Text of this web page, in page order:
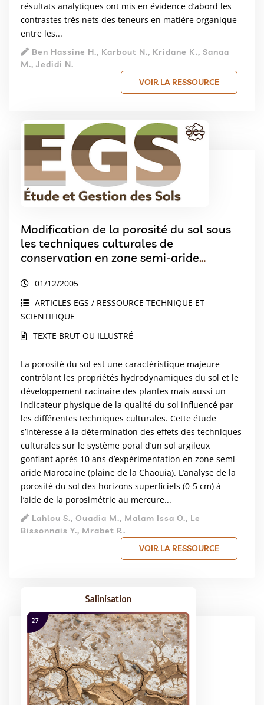
résultats analytiques ont mis en évidence d’abord les
contrastes très nets des teneurs en matière organique
entre les...
Ben Hassine H., Karbout N., Kridane K., Sanaa
M., Jedidi N.
VOIR LA RESSOURCE
Modification de la porosité du sol sous
les techniques culturales de
conservation en zone semi-aride
01/12/2005
ARTICLES EGS / RESSOURCE TECHNIQUE ET
SCIENTIFIQUE
TEXTE BRUT OU ILLUSTRÉ
La porosité du sol est une caractéristique majeure
contrôlant les propriétés hydrodynamiques du sol et le
développement racinaire des plantes mais aussi un
indicateur physique de la qualité du sol influencé par
les différentes techniques culturales. Cette étude
s’intéresse à la détermination des effets des techniques
culturales sur le système poral d’un sol argileux
gonflant après 10 ans d’expérimentation en zone semi-
aride Marocaine (plaine de la Chaouia). L’analyse de la
porosité du sol des horizons superficiels (0-5 cm) à
l’aide de la porosimétrie au mercure...
Lahlou S., Ouadia M., Malam Issa O., Le
Bissonnais Y., Mrabet R.
VOIR LA RESSOURCE